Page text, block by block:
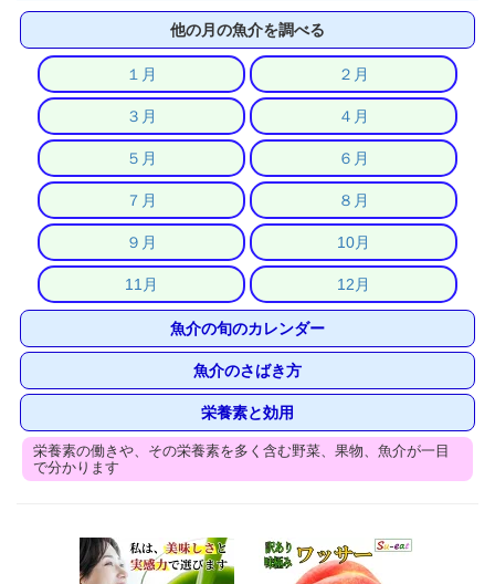
他の月の魚介を調べる
１月 ２月
３月 ４月
５月 ６月
７月 ８月
９月 10月
11月 12月
魚介の旬のカレンダー
魚介のさばき方
栄養素と効用
栄養素の働きや、その栄養素を多く含む野菜、果物、魚介が一目
で分かります